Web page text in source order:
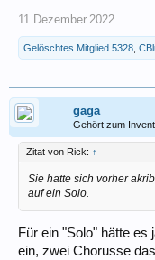
11.Dezember.2022
Gelöschtes Mitglied 5328
gaga
Gehört zum
Zitat von Rick: ↑
Sie hatte sich vorher
auf ein Solo.
Für ein "Solo" hätte es
ein, zwei Chorusse